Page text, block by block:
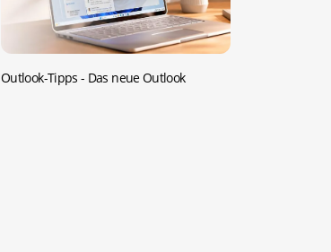
Outlook-Tipps - Das neue Outlook